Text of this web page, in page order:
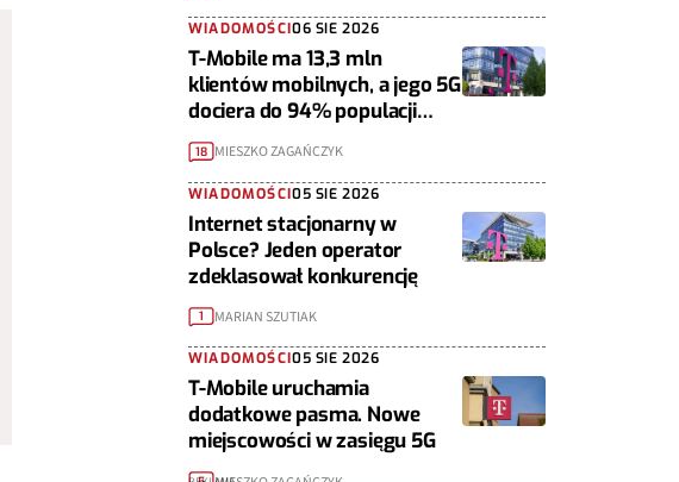
WIADOMOŚCI06 SIE 2026
T-Mobile ma 13,3 mln
klientów mobilnych, a jego 5G
dociera do 94% populacji
Polski
18 MIESZKO ZAGAŃCZYK
WIADOMOŚCI05 SIE 2026
Internet stacjonarny w
Polsce? Jeden operator
zdeklasował konkurencję
1 MARIAN SZUTIAK
WIADOMOŚCI05 SIE 2026
T-Mobile uruchamia
dodatkowe pasma. Nowe
miejscowości w zasięgu 5G